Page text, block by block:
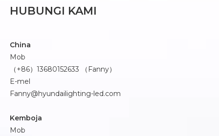
HUBUNGI KAMI
China
Mob
（+86）13680152633 （Fanny）
E-mel
Fanny@hyundailighting-led.com
Kemboja
Mob